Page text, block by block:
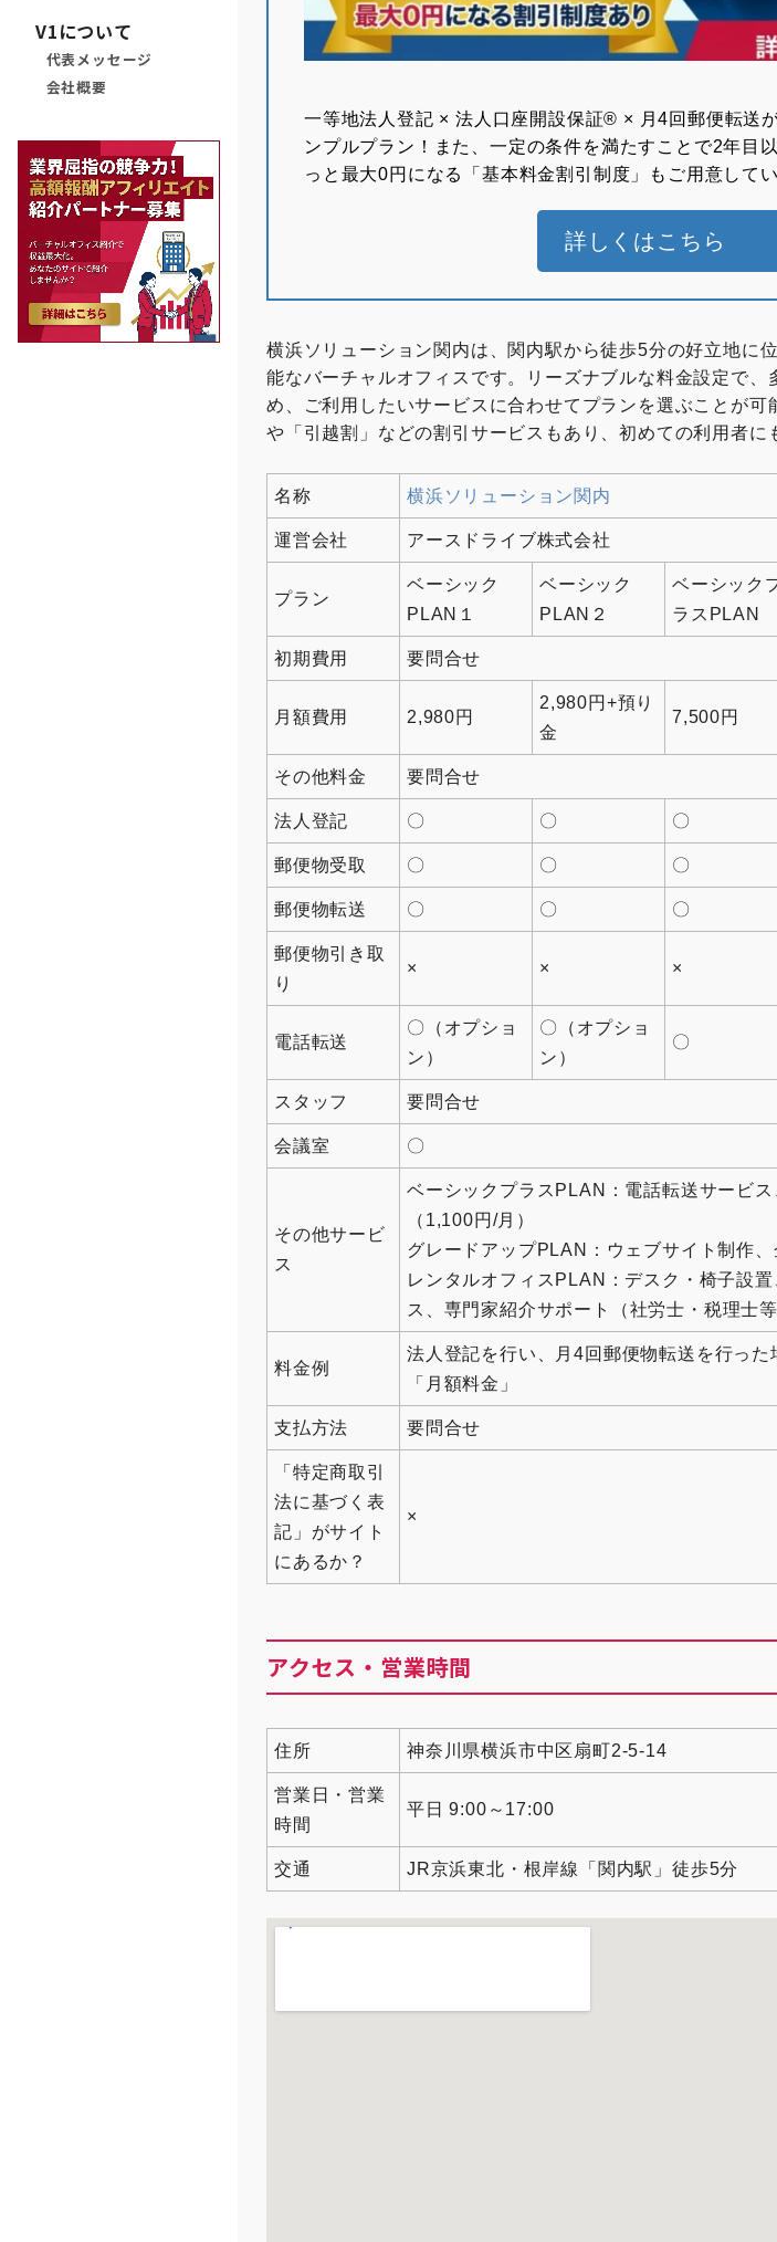
V1について
代表メッセージ
会社概要
⼀等地法⼈登記 × 法⼈⼝座開設保証® × ⽉4回郵便転送
ンプルプラン！また、一定の条件を満たすことで2年目
っと最大0円になる「基本料金割引制度」もご用意してい
詳しくはこちら
横浜ソリューション関内は、関内駅から徒歩5分の好立地に
能なバーチャルオフィスです。​リーズナブルな料金設定で、
め、ご利用したいサービスに合わせてプランを選ぶことが可
や「引越割」などの割引サービスもあり、初めての利用者に
名称 横浜ソリューション関内
運営会社 アースドライブ株式会社
プラン
ベーシック
PLAN１
ベーシック
PLAN２
ベーシック
ラスPLAN
初期費用 要問合せ
月額費用 2,980円
2,980円+預り
金
7,500円
その他料金 要問合せ
法人登記 〇 〇 〇
郵便物受取 〇 〇 〇
郵便物転送 〇 〇 〇
郵便物引き取
り
× × ×
電話転送
〇（オプショ
ン）
〇（オプショ
ン）
〇
スタッフ 要問合せ
会議室 〇
その他サービ
ス
ベーシックプラスPLAN：電話転送サービ
（1,100円/月）
グレードアップPLAN：ウェブサイト制作
レンタルオフィスPLAN：デスク・椅子設
ス、専門家紹介サポート（社労士・税理士等
料金例
法人登記を行い、月4回郵便物転送を行った
「月額料金」
支払方法 要問合せ
「特定商取引
法に基づく表
記」がサイト
にあるか？
×
アクセス・営業時間
住所 神奈川県横浜市中区扇町2-5-14
営業日・営業
時間
平日 9:00～17:00
交通 JR京浜東北・根岸線「関内駅」徒歩5分